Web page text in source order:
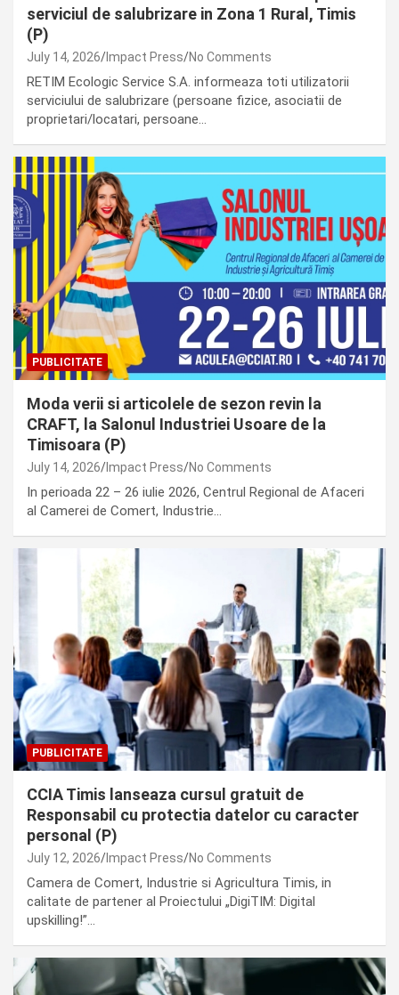
serviciul de salubrizare in Zona 1 Rural, Timis
(P)
July 14, 2026 Impact Press No Comments
RETIM Ecologic Service S.A. informeaza toti utilizatorii
serviciului de salubrizare (persoane fizice, asociatii de
proprietari/locatari, persoane…
PUBLICITATE
Moda verii si articolele de sezon revin la
CRAFT, la Salonul Industriei Usoare de la
Timisoara (P)
July 14, 2026 Impact Press No Comments
In perioada 22 – 26 iulie 2026, Centrul Regional de Afaceri
al Camerei de Comert, Industrie…
PUBLICITATE
CCIA Timis lanseaza cursul gratuit de
Responsabil cu protectia datelor cu caracter
personal (P)
July 12, 2026 Impact Press No Comments
Camera de Comert, Industrie si Agricultura Timis, in
calitate de partener al Proiectului „DigiTIM: Digital
upskilling!”…